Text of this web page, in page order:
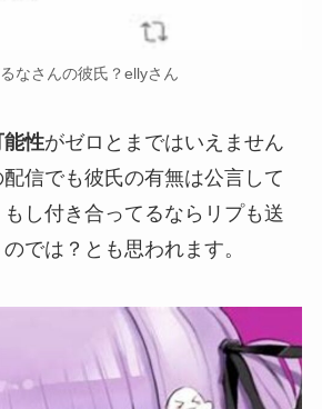
なさんの彼氏？ellyさん
能性がゼロとまではいえません
信でも彼氏の有無は公言して
し付き合ってるならリプも送
では？ とも思われます。